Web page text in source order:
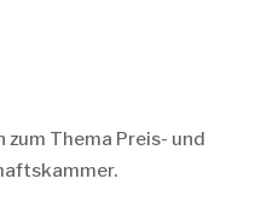
Thema Preis- und